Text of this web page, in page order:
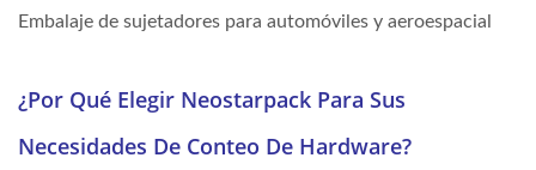
Embalaje de sujetadores para automóviles y aeroespacial
¿Por Qué Elegir Neostarpack Para Sus
Necesidades De Conteo De Hardware?